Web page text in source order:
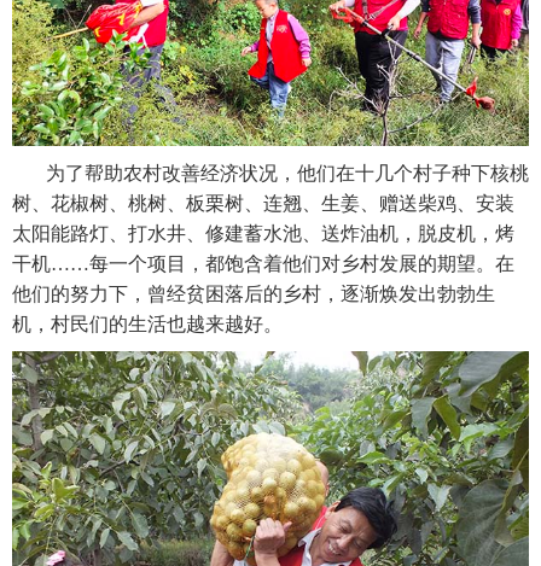
为了帮助农村改善经济状况，他们在十几个村子种下核桃
树、花椒树、桃树、板栗树、连翘、生姜、赠送柴鸡、安装
太阳能路灯、打水井、修建蓄水池、送炸油机，脱皮机，烤
干机……每一个项目，都饱含着他们对乡村发展的期望。在
他们的努力下，曾经贫困落后的乡村，逐渐焕发出勃勃生
机，村民们的生活也越来越好。